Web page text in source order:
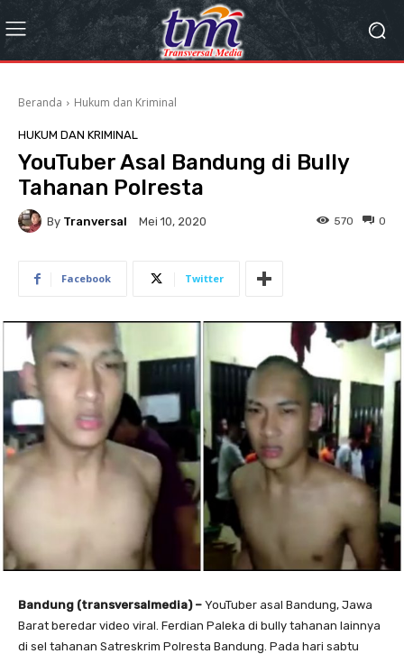
Beranda Hukum dan Kriminal
HUKUM DAN KRIMINAL
YouTuber Asal Bandung di Bully
Tahanan Polresta
By Tranversal Mei 10, 2020 0
570
Facebook Twitter
Bandung (transversalmedia) – YouTuber asal Bandung, Jawa
Barat beredar video viral. Ferdian Paleka di bully tahanan lainnya
di sel tahanan Satreskrim Polresta Bandung. Pada hari sabtu